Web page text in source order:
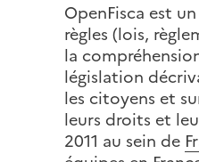
OpenFisca est
règles (lois,
la
législation
les citoyens et
leurs droits et
2011 au sein de